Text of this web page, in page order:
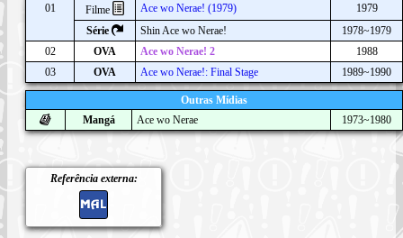
01
Filme
Ace wo Nerae! (1979)
1979
Série
Shin Ace wo Nerae!
1978~1979
02
OVA Ace wo Nerae! 2
1988
03
OVA Ace wo Nerae!: Final Stage 1989~1990
Outras Mídias
Mangá
Ace wo Nerae 1973~1980
Referência externa: